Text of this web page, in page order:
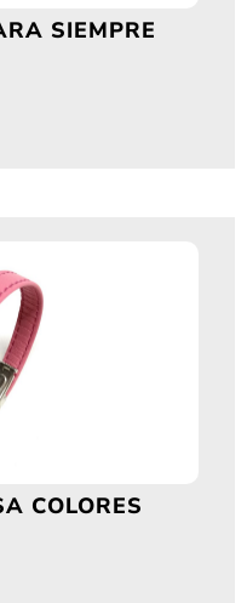
SIEMPRE
COLORES